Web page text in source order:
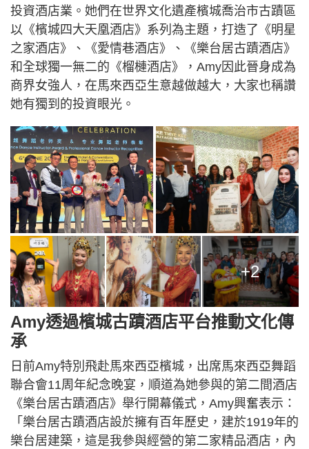
投資酒店業。她們在世界文化遺產檳城喬治市古蹟區
以《檳城四大天凰酒店》系列為主題，打造了《明星
之家酒店》、《愛情巷酒店》、《樂台居古蹟酒店》
和全球獨一無二的《榴槤酒店》，Amy因此晉身成為
商界女強人，在馬來西亞生意越做越大，大家也稱讚
她有獨到的投資眼光。
+2
Amy透過檳城古蹟酒店平台推動文化傳
承
日前Amy特別飛赴馬來西亞檳城，出席馬來西亞舞蹈
聯合會11周年紀念晚宴，順道為她參與的第二間酒店
《樂台居古蹟酒店》舉行開幕儀式，Amy興奮表示：
「樂台居古蹟酒店設於擁有百年歷史，建於1919年的
樂台居建築，這是我參與經營的第二家精品酒店，內